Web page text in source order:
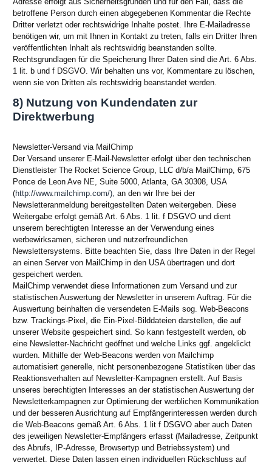
betroffene Person durch einen abgegebenen Kommentar die Rechte
Dritter verletzt oder rechtswidrige Inhalte postet. Ihre E-Mailadresse
benötigen wir, um mit Ihnen in Kontakt zu treten, falls ein Dritter Ihren
veröffentlichten Inhalt als rechtswidrig beanstanden sollte.
Rechtsgrundlagen für die Speicherung Ihrer Daten sind die Art. 6 Abs.
1 lit. b und f DSGVO. Wir behalten uns vor, Kommentare zu löschen,
wenn sie von Dritten als rechtswidrig beanstandet werden.
8) Nutzung von Kundendaten zur
Direktwerbung
Newsletter-Versand via MailChimp
Der Versand unserer E-Mail-Newsletter erfolgt über den technischen
Dienstleister The Rocket Science Group, LLC d/b/a MailChimp, 675
Ponce de Leon Ave NE, Suite 5000, Atlanta, GA 30308, USA
(http://www.mailchimp.com/), an den wir Ihre bei der
Newsletteranmeldung bereitgestellten Daten weitergeben. Diese
Weitergabe erfolgt gemäß Art. 6 Abs. 1 lit. f DSGVO und dient
unserem berechtigten Interesse an der Verwendung eines
werbewirksamen, sicheren und nutzerfreundlichen
Newslettersystems. Bitte beachten Sie, dass Ihre Daten in der Regel
an einen Server von MailChimp in den USA übertragen und dort
gespeichert werden.
MailChimp verwendet diese Informationen zum Versand und zur
statistischen Auswertung der Newsletter in unserem Auftrag. Für die
Auswertung beinhalten die versendeten E-Mails sog. Web-Beacons
bzw. Trackings-Pixel, die Ein-Pixel-Bilddateien darstellen, die auf
unserer Website gespeichert sind. So kann festgestellt werden, ob
eine Newsletter-Nachricht geöffnet und welche Links ggf. angeklickt
wurden. Mithilfe der Web-Beacons werden von Mailchimp
automatisiert generelle, nicht personenbezogene Statistiken über das
Reaktionsverhalten auf Newsletter-Kampagnen erstellt. Auf Basis
unseres berechtigten Interesses an der statistischen Auswertung der
Newsletterkampagnen zur Optimierung der werblichen Kommunikation
und der besseren Ausrichtung auf Empfängerinteressen werden durch
die Web-Beacons gemäß Art. 6 Abs. 1 lit f DSGVO aber auch Daten
des jeweiligen Newsletter-Empfängers erfasst (Mailadresse, Zeitpunkt
des Abrufs, IP-Adresse, Browsertyp und Betriebssystem) und
verwertet. Diese Daten lassen einen individuellen Rückschluss auf